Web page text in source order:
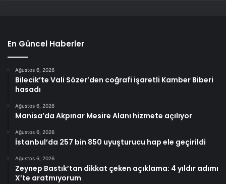
En Güncel Haberler
Ağustos 6, 2026
Bilecik’te Vali Sözer’den coğrafi işaretli Kamber Biberi
hasadı
Ağustos 6, 2026
Manisa’da Akpınar Mesire Alanı hizmete açılıyor
Ağustos 6, 2026
İstanbul’da 257 bin 850 uyuşturucu hap ele geçirildi
Ağustos 6, 2026
Zeynep Bastık’tan dikkat çeken açıklama: 4 yıldır adımı
X’te aratmıyorum